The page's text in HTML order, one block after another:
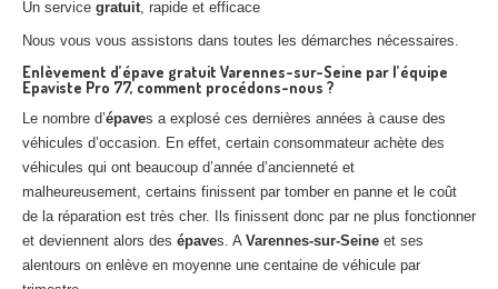
Un service gratuit, rapide et efficace
Nous vous vous assistons dans toutes les démarches nécessaires.
Enlèvement d’épave gratuit Varennes-sur-Seine par l’équipe
Epaviste Pro 77, comment procédons-nous ?
Le nombre d’épaves a explosé ces dernières années à cause des
véhicules d’occasion. En effet, certain consommateur achète des
véhicules qui ont beaucoup d’année d’ancienneté et
malheureusement, certains finissent par tomber en panne et le coût
de la réparation est très cher. Ils finissent donc par ne plus fonctionner
et deviennent alors des épaves. A Varennes-sur-Seine et ses
alentours on enlève en moyenne une centaine de véhicule par